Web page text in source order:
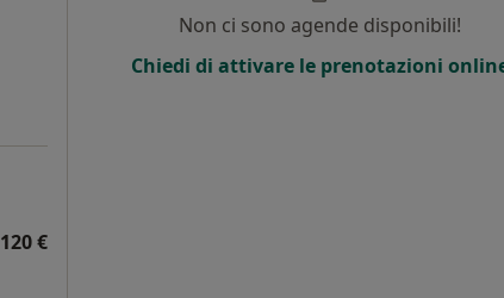
120 €
Non ci sono agende disponibili!
Chiedi di attivare le prenotazioni